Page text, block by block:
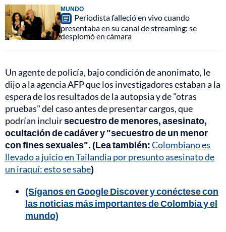
MUNDO
Periodista falleció en vivo cuando
presentaba en su canal de streaming: se
desplomó en cámara
Un agente de policía, bajo condición de anonimato, le
dijo a la agencia AFP que los investigadores estaban a la
espera de los resultados de la autopsia y de "otras
pruebas" del caso antes de presentar cargos, que
podrían incluirsecuestro de menores, asesinato,
ocultación de cadáver y "secuestro de un menor
con fines sexuales". (Lea también:Colombiano es
llevado a juicio en Tailandia por presunto asesinato de
un iraquí: esto se sabe)
(Síganos en Google Discover y conéctese con
las noticias más importantes de Colombia y el
mundo)